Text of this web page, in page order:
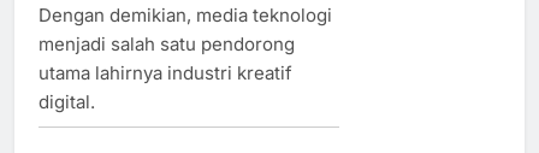
Dengan demikian, media teknologi
menjadi salah satu pendorong
utama lahirnya industri kreatif
digital.